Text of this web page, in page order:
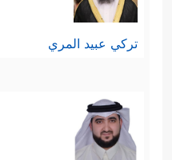
تركي عبيد المري